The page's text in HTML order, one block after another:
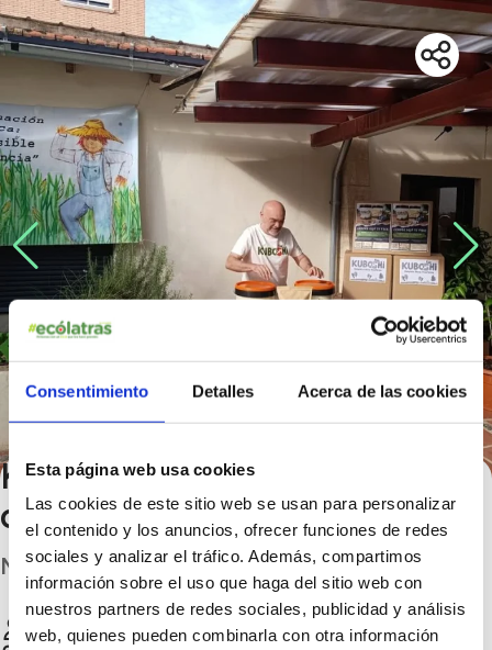
Consentimiento Detalles Acerca de las cookies
Esta página web usa cookies
Las cookies de este sitio web se usan para personalizar
el contenido y los anuncios, ofrecer funciones de redes
sociales y analizar el tráfico. Además, compartimos
información sobre el uso que haga del sitio web con
nuestros partners de redes sociales, publicidad y análisis
web, quienes pueden combinarla con otra información
Kuboshi: De residuos a vida,
compostaje con propósito
Murcia
José Cánovas Martínez Chatear